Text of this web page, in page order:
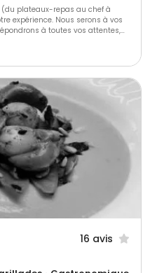
plateaux-repas au chef à
expérience. Nous serons à vos
à toutes vos attentes,
vos exigences. Nous vous
aider, vous soulager pour que
16 avis